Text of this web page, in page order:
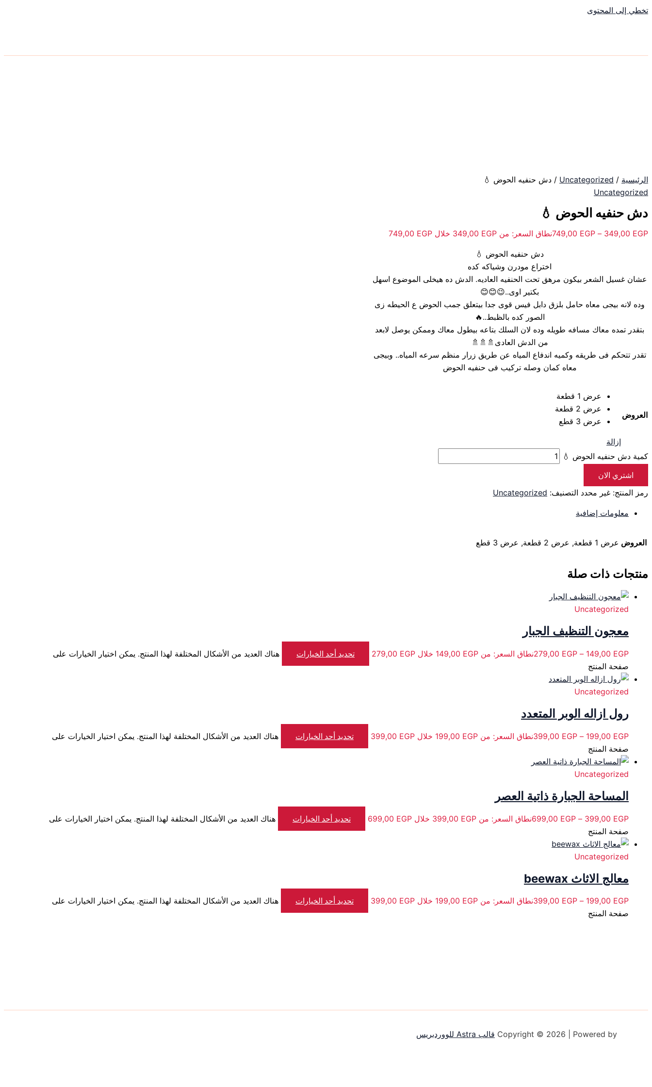
تخطي إلى المحتوى
الرئيسية /
Uncategorized / دش حنفيه الحوض 💧
Uncategorized
دش حنفيه الحوض 💧
349,00 EGP
–
749,00 EGP نطاق السعر: من ⁦349,00 EGP⁩ خلال ⁦749,00 EGP⁩
دش حنفيه الحوض 💧
اختراع مودرن وشياكه كده
عشان غسيل الشعر بيكون مرهق تحت الحنفيه العاديه. الدش ده هيخلى الموضوع اسهل
بكتير اوى..😉😊😊
وده لانه بيجى معاه حامل بلزق دابل فيس قوى جدا بيتعلق جمب الحوض ع الحيطه زى
الصور كده بالظبط..🔥
بتقدر تمده معاك مسافه طويله وده لان السلك بتاعه بيطول معاك وممكن يوصل لابعد
من الدش العادى🚿🚿🚿
تقدر تتحكم فى طريقه وكميه اندفاع المياه عن طريق زرار منظم سرعه المياه.. وبيجى
معاه كمان وصله تركيب فى حنفيه الحوض
العروض
عرض 1 قطعة
عرض 2 قطعة
عرض 3 قطع
إزالة
كمية دش حنفيه الحوض 💧
اشتري الان
رمز المنتج: غير محدد التصنيف: Uncategorized
معلومات إضافية
العروض عرض 1 قطعة, عرض 2 قطعة, عرض 3 قطع
منتجات ذات صلة
Uncategorized
معجون التنظيف الجبار
149,00 EGP
–
279,00 EGP نطاق السعر: من ⁦149,00 EGP⁩ خلال ⁦279,00 EGP⁩ تحديد أحد الخيارات
هناك العديد من الأشكال المختلفة لهذا المنتج. يمكن اختيار الخيارات على
صفحة المنتج
Uncategorized
رول ازاله الوبر المتعدد
199,00 EGP
–
399,00 EGP نطاق السعر: من ⁦199,00 EGP⁩ خلال ⁦399,00 EGP⁩ تحديد أحد الخيارات
هناك العديد من الأشكال المختلفة لهذا المنتج. يمكن اختيار الخيارات على
صفحة المنتج
Uncategorized
المساحة الجبارة ذاتية العصر
399,00 EGP
–
699,00 EGP نطاق السعر: من ⁦399,00 EGP⁩ خلال ⁦699,00 EGP⁩ تحديد أحد الخيارات
هناك العديد من الأشكال المختلفة لهذا المنتج. يمكن اختيار الخيارات على
صفحة المنتج
Uncategorized
معالج الاثاث beewax
199,00 EGP
–
399,00 EGP نطاق السعر: من ⁦199,00 EGP⁩ خلال ⁦399,00 EGP⁩ تحديد أحد الخيارات
هناك العديد من الأشكال المختلفة لهذا المنتج. يمكن اختيار الخيارات على
صفحة المنتج
Copyright © 2026 | Powered by قالب Astra للووردبريس